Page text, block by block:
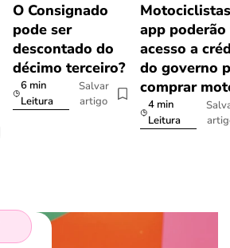
O Consignado
pode ser
descontado do
décimo terceiro?
6 min
Leitura
Salvar
artigo
app
acesso a
do governo
comprar
4 min
Leitura